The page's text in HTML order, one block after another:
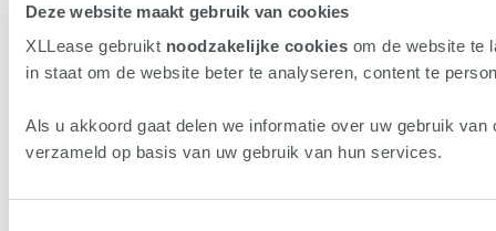
Deze website maakt gebruik van cookies
XLLease gebruikt noodzakelijke cookies om de website te
in staat om de website beter te analyseren, content te
Als u akkoord gaat delen we informatie over uw gebruik
verzameld op basis van uw gebruik van hun services.